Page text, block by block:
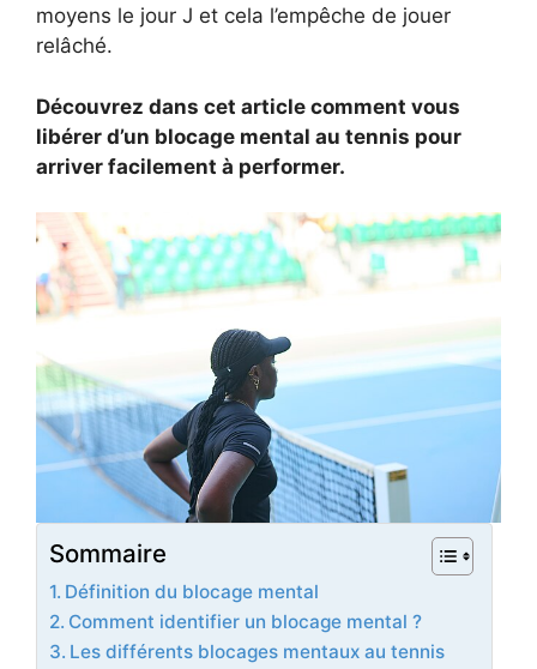
moyens le jour J et cela l’empêche de jouer
relâché.
Découvrez dans cet article comment vous
libérer d’un blocage mental au tennis pour
arriver facilement à performer.
Sommaire
Définition du blocage mental
Comment identifier un blocage mental ?
Les différents blocages mentaux au tennis